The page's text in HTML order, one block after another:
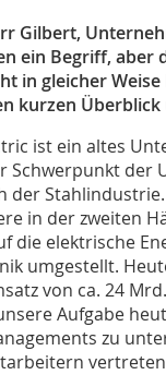
Gilbert,
ein Begriff, aber
in gleicher
kurzen
ist ein altes
Schwerpunkt der
der
in der zweiten
die elektrische
umgestellt.
von ca. 24
Aufgabe
zu